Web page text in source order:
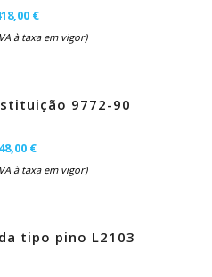
€
à taxa em vigor)
9772-90
48,00 €
à taxa em vigor)
tipo pino L2103